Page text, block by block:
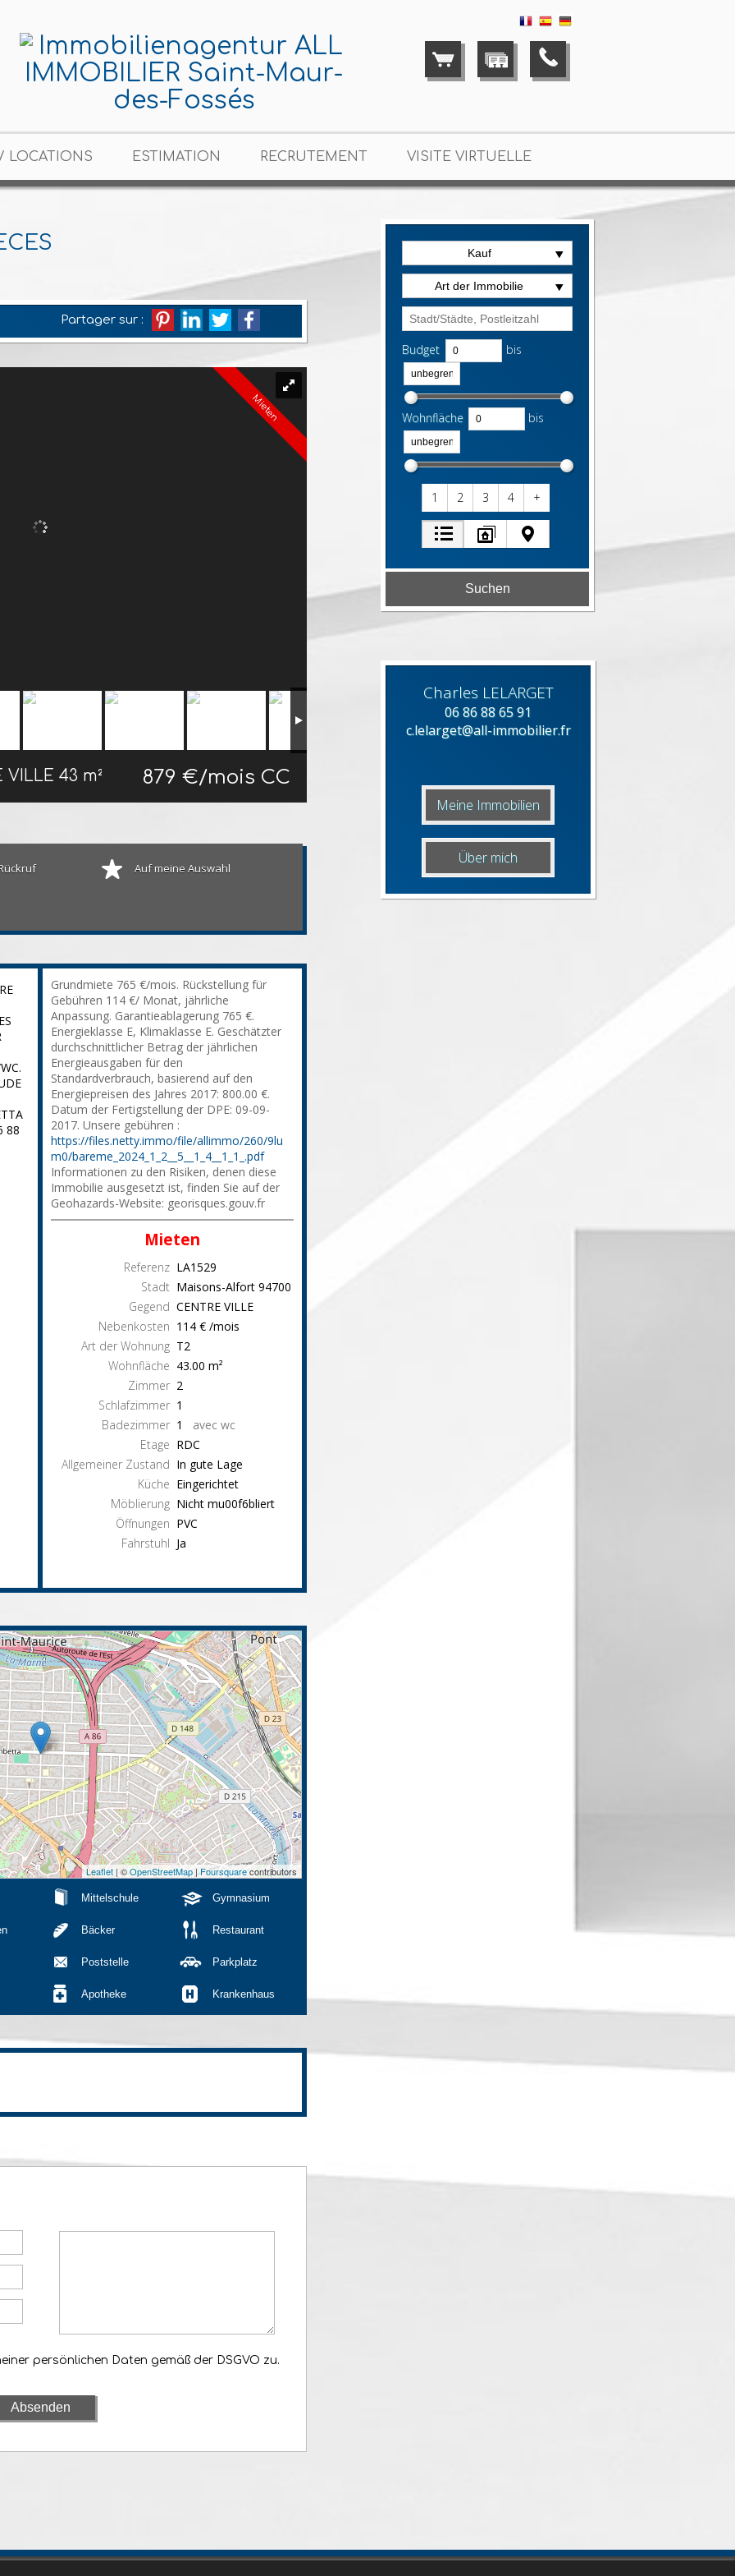
LOCATIONS ESTIMATION RECRUTEMENT VISITE VIRTUELLE
Kauf
Art der Immobilie
Budget bis
Wohnfläche bis
1 2 3 4 +
Charles LELARGET
06 86 88 65 91
c.lelarget@all-immobilier.fr
Meine Immobilien
Über mich
Partager sur :
Mieten
VILLE 43 m² 879 €/mois CC
Auf meine Auswahl
88
Grundmiete 765 €/mois. Rückstellung für
Gebühren 114 €/ Monat, jährliche
Anpassung. Garantieablagerung 765 €.
Energieklasse E, Klimaklasse E. Geschätzter
durchschnittlicher Betrag der jährlichen
Energieausgaben für den
Standardverbrauch, basierend auf den
Energiepreisen des Jahres 2017: 800.00 €.
Datum der Fertigstellung der DPE: 09-09-
2017. Unsere gebühren :
https://files.netty.immo/file/allimmo/260/9lu
m0/bareme_2024_1_2__5__1_4__1_1_.pdf
Informationen zu den Risiken, denen diese
Immobilie ausgesetzt ist, finden Sie auf der
Geohazards-Website: georisques.gouv.fr
Mieten
Referenz LA1529
Stadt Maisons-Alfort 94700
Gegend CENTRE VILLE
Nebenkosten 114 € /mois
Art der Wohnung T2
Wohnfläche 43.00 m²
Zimmer 2
Schlafzimmer 1
Badezimmer 1 avec wc
Etage RDC
Allgemeiner Zustand In gute Lage
Küche Eingerichtet
Möblierung Nicht mu00f6bliert
Öffnungen PVC
Fahrstuhl Ja
Leaflet | ©OpenStreetMap |Foursquarecontributors
Mittelschule Gymnasium
Bäcker Restaurant
Poststelle Parkplatz
Apotheke Krankenhaus
persönlichen Daten gemäß der DSGVO zu.